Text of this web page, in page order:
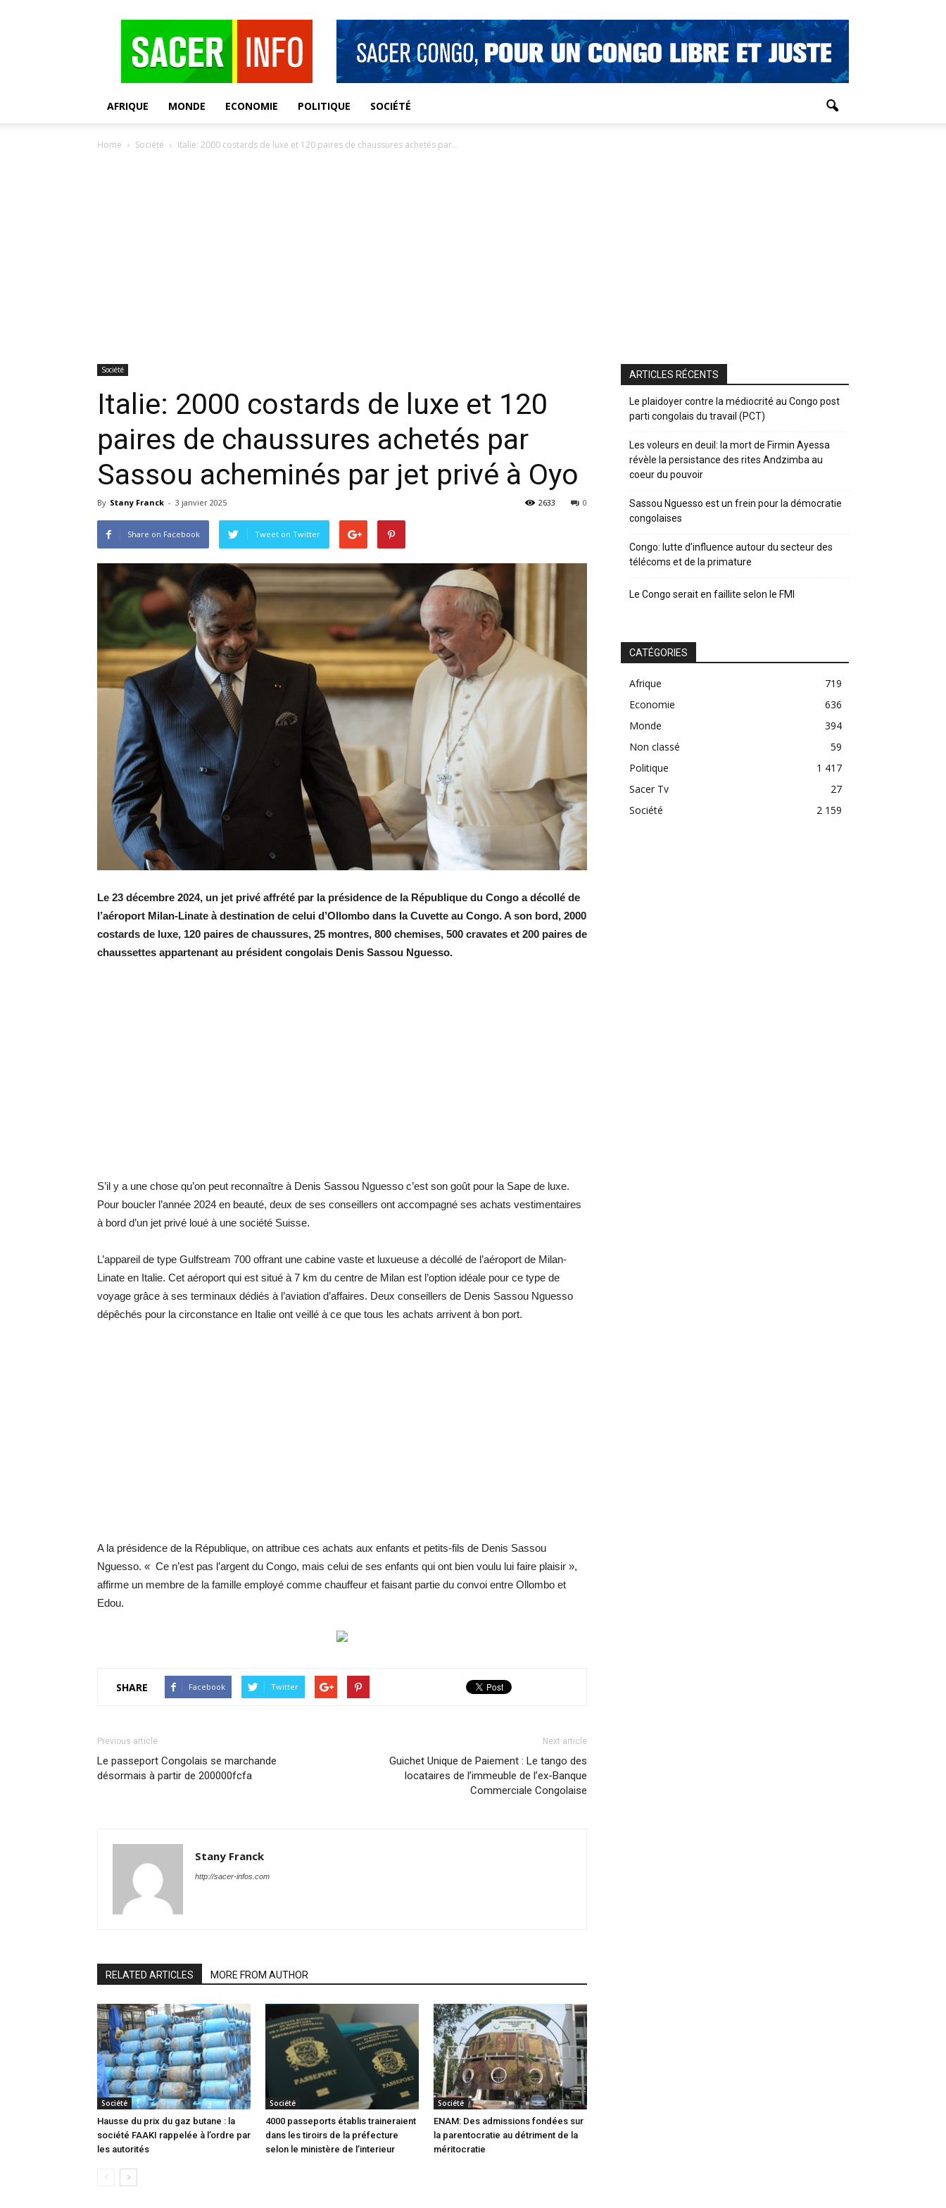
AFRIQUE MONDE ECONOMIE POLITIQUE SOCIÉTÉ
Home Société Italie: 2000 costards de luxe et 120 paires de chaussures achetés par...
Société
Italie: 2000 costards de luxe et 120
paires de chaussures achetés par
Sassou acheminés par jet privé à Oyo
By Stany Franck - 3 janvier 2025 0
2633
Share on Facebook Tweet on Twitter
Le 23 décembre 2024, un jet privé affrété par la présidence de la République du Congo a décollé de
l’aéroport Milan-Linate à destination de celui d’Ollombo dans la Cuvette au Congo. A son bord, 2000
costards de luxe, 120 paires de chaussures, 25 montres, 800 chemises, 500 cravates et 200 paires de
chaussettes appartenant au président congolais Denis Sassou Nguesso.
S’il y a une chose qu’on peut reconnaître à Denis Sassou Nguesso c’est son goût pour la Sape de luxe.
Pour boucler l’année 2024 en beauté, deux de ses conseillers ont accompagné ses achats vestimentaires
à bord d’un jet privé loué à une société Suisse.
L’appareil de type Gulfstream 700 offrant une cabine vaste et luxueuse a décollé de l’aéroport de Milan-
Linate en Italie. Cet aéroport qui est situé à 7 km du centre de Milan est l’option idéale pour ce type de
voyage grâce à ses terminaux dédiés à l’aviation d’affaires. Deux conseillers de Denis Sassou Nguesso
dépêchés pour la circonstance en Italie ont veillé à ce que tous les achats arrivent à bon port.
A la présidence de la République, on attribue ces achats aux enfants et petits-fils de Denis Sassou
Nguesso. « Ce n’est pas l’argent du Congo, mais celui de ses enfants qui ont bien voulu lui faire plaisir »,
affirme un membre de la famille employé comme chauffeur et faisant partie du convoi entre Ollombo et
Edou.
SHARE Facebook Twitter
Previous article
Le passeport Congolais se marchande
désormais à partir de 200000fcfa
Next article
Guichet Unique de Paiement : Le tango des
locataires de l’immeuble de l’ex-Banque
Commerciale Congolaise
Stany Franck
http://sacer-infos.com
RELATED ARTICLES MORE FROM AUTHOR
Société
Hausse du prix du gaz butane : la
société FAAKI rappelée à l’ordre par
les autorités
Société
4000 passeports établis traineraient
dans les tiroirs de la préfecture
selon le ministère de l’interieur
Société
ENAM: Des admissions fondées sur
la parentocratie au détriment de la
méritocratie
ARTICLES RÉCENTS
Le plaidoyer contre la médiocrité au Congo post
parti congolais du travail (PCT)
Les voleurs en deuil: la mort de Firmin Ayessa
révèle la persistance des rites Andzimba au
coeur du pouvoir
Sassou Nguesso est un frein pour la démocratie
congolaises
Congo: lutte d’influence autour du secteur des
télécoms et de la primature
Le Congo serait en faillite selon le FMI
CATÉGORIES
Afrique
719
Economie
636
Monde
394
Non classé
59
Politique
1 417
Sacer Tv
27
Société
2 159